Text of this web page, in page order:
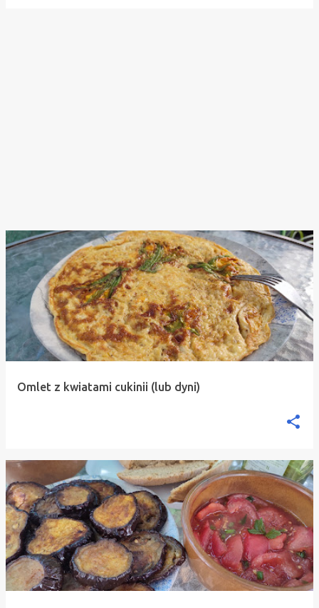
Omlet z kwiatami cukinii (lub dyni)